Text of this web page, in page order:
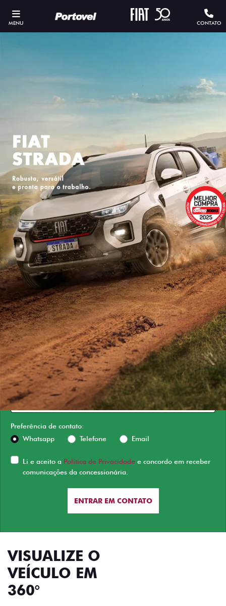
MENU CONTATO
ESTOU INTERESSADO
Versão escolhida
Preferência de contato:
Whatsapp
Telefone Email
Li e aceito a Política de Privacidade e concordo em receber
comunicações da concessionária.
ENTRAR EM CONTATO
VISUALIZE O
VEÍCULO EM
360°